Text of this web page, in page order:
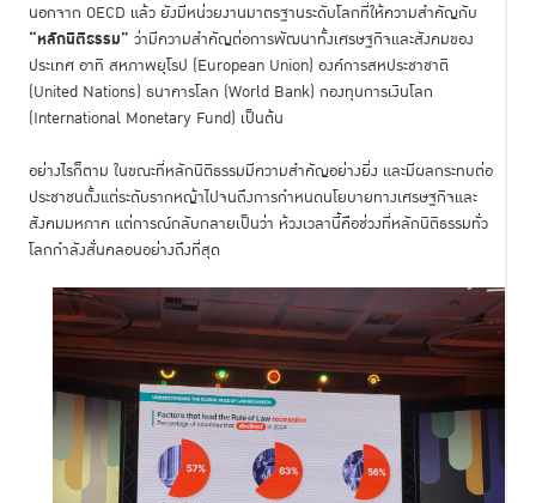
นอกจาก OECD แล้ว ยังมีหน่วยงานมาตรฐานระดับโลกที่ให้ความสำคัญกับ
“หลักนิติธรรม” ว่ามีความสำคัญต่อการพัฒนาทั้งเศรษฐกิจและสังคมของ
ประเทศ อาทิ สหภาพยุโรป (European Union) องค์การสหประชาชาติ
(United Nations) ธนาคารโลก (World Bank) กองทุนการเงินโลก
(International Monetary Fund) เป็นต้น
อย่างไรก็ตาม ในขณะที่หลักนิติธรรมมีความสำคัญอย่างยิ่ง และมีผลกระทบต่อ
ประชาชนตั้งแต่ระดับรากหญ้าไปจนถึงการกำหนดนโยบายทางเศรษฐกิจและ
สังคมมหภาค แต่การณ์กลับกลายเป็นว่า ห้วงเวลานี้คือช่วงที่หลักนิติธรรมทั่ว
โลกกำลังสั่นคลอนอย่างถึงที่สุด